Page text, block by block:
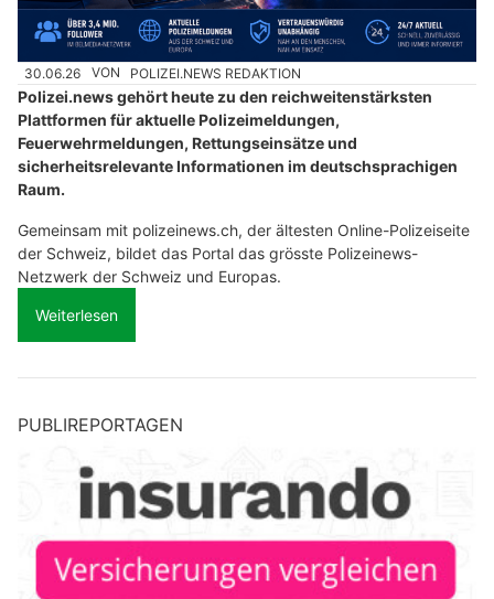
30.06.26 VON POLIZEI.NEWS REDAKTION
Polizei.news gehört heute zu den reichweitenstärksten
Plattformen für aktuelle Polizeimeldungen,
Feuerwehrmeldungen, Rettungseinsätze und
sicherheitsrelevante Informationen im deutschsprachigen
Raum.
Gemeinsam mit polizeinews.ch, der ältesten Online-Polizeiseite
der Schweiz, bildet das Portal das grösste Polizeinews-
Netzwerk der Schweiz und Europas.
Weiterlesen
PUBLIREPORTAGEN